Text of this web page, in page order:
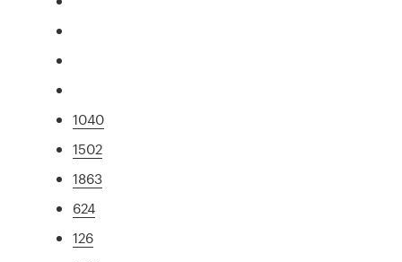
1040
1502
1863
624
126